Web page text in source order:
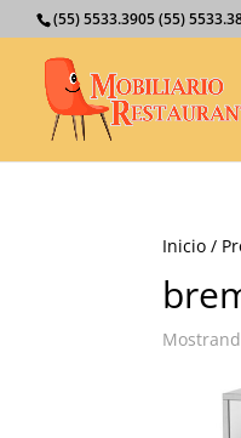
(55) 5533.3905 (55)
Inicio /